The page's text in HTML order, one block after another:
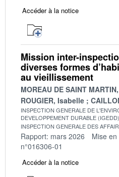
Accéder à la notice
Mission inter-
diverses formes
au vieillissement
MOREAU DE SAINT
ROUGIER, Isabelle
INSPECTION GENERALE DE
DEVELOPPEMENT DURABLE (IGEDD)
INSPECTION GENERALE DES
Rapport: mars 2026 Mise
n°016306-01
Accéder à la notice